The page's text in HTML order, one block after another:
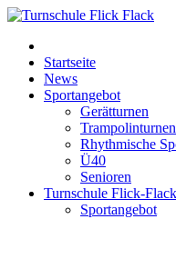
Startseite
News
Sportangebot
Gerätturnen
Trampolinturnen
Rhythmische
Ü40
Senioren
Turnschule Flick-Flack
Sportangebot